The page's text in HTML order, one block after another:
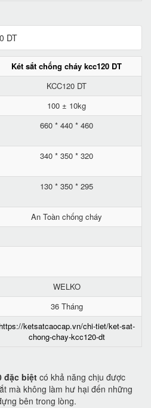
Két sắt chống cháy kcc120 DT
KCC120 DT
100 ± 10kg
660 * 440 * 460
340 * 350 * 320
130 * 350 * 295
An Toàn chống cháy
WELKO
36 Tháng
https://ketsatcaocap.vn/chi-tiet/ket-sat-
chong-chay-kcc120-dt
đặc biệt có khả năng chịu được
mà không làm hư hại đến những
bên trong lòng.